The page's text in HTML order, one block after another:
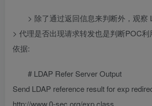
> 除了通过返回信息来判断外，观察
> 代理是否出现请求转发也是判断POC
依据:
# LDAP Refer Server Output
Send LDAP reference result for exp
http://www.0-sec.org/exp.class